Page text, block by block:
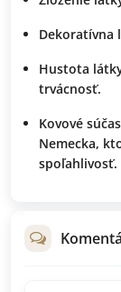
Dekoratívna
Hustota
trvácnosť.
Kovové
Nemecka,
spoľahlivosť.